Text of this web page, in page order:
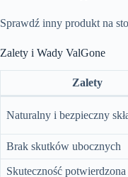
Sprawdź inny produkt na
Zalety i Wady ValGone
Zalety
Naturalny i bezpieczny
Brak skutków ubocznych
Skuteczność potwierdzona